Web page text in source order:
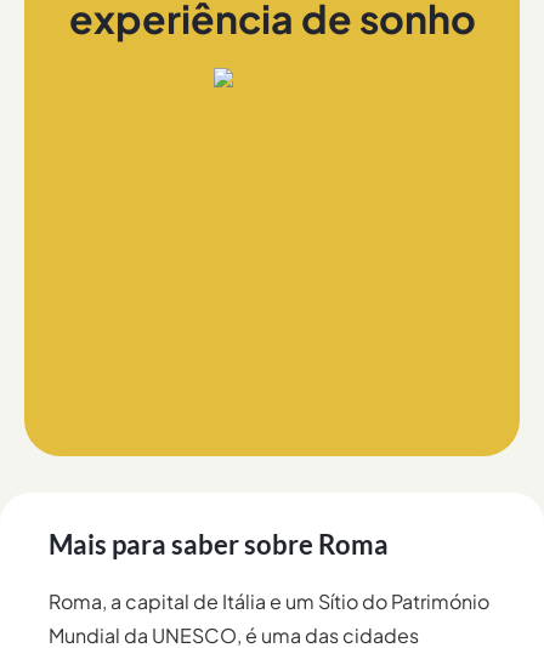
experiência de sonho
Mais para saber sobre Roma
Roma, a capital de Itália e um Sítio do Património
Mundial da UNESCO, é uma das cidades